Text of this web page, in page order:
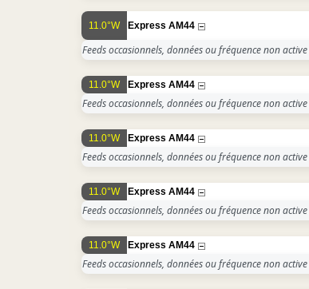
11.0°W Express AM44
Feeds occasionnels, données ou fréquence non active
11.0°W Express AM44
Feeds occasionnels, données ou fréquence non active
11.0°W Express AM44
Feeds occasionnels, données ou fréquence non active
11.0°W Express AM44
Feeds occasionnels, données ou fréquence non active
11.0°W Express AM44
Feeds occasionnels, données ou fréquence non active